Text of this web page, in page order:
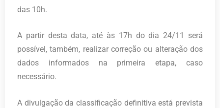
das 10h.
A partir desta data, até às 17h do dia 24/11 será
possível, também, realizar correção ou alteração dos
dados informados na primeira etapa, caso
necessário.
A divulgação da classificação definitiva está prevista